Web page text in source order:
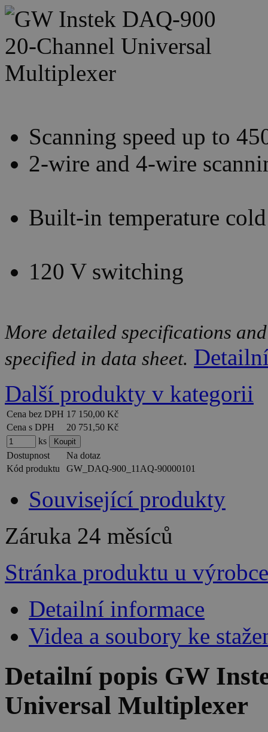
Scanning speed up to
2-wire and 4-wire
Built-in temperature
120 V switching
More detailed specifications
specified in data sheet.
Další produkty v kategorii
Cena bez DPH 17 150,00 Kč
Cena s DPH
20 751,50 Kč
ks
Dostupnost
Na dotaz
Kód produktu
GW_DAQ-900_11AQ-90000101
Související produkty
Záruka 24 měsíců
Stránka produktu u výrobce
Detailní informace
Videa a soubory ke
Detailní popis GW
Universal Multiplexer